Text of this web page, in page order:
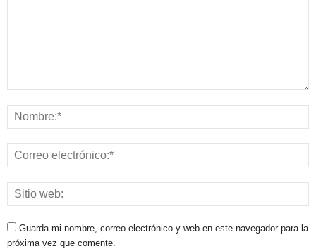
Guarda mi nombre, correo electrónico y web en este navegador para la
próxima vez que comente.